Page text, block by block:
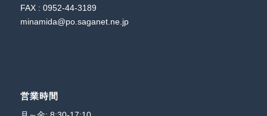
FAX : 0952-44-3189
minamida@po.saganet.ne.jp
営業時間